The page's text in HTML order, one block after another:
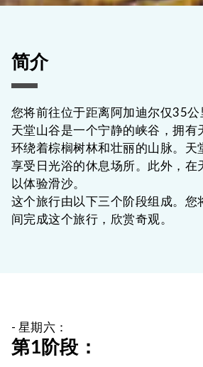
简介
您将前往位于距离阿加迪尔仅35公
天堂山谷是一个宁静的峡谷，拥有
环绕着棕榈树林和壮丽的山脉。天
享受日光浴的休息场所。此外，在
以体验滑沙。
这个旅行由以下三个阶段组成。您
间完成这个旅行，欣赏奇观。
- 星期六：
第1阶段：